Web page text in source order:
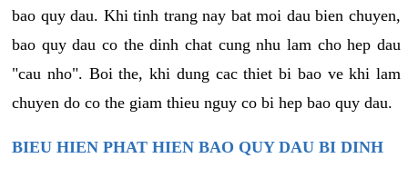
bao quy dau. Khi tinh trang nay bat moi dau bien chuyen,
bao quy dau co the dinh chat cung nhu lam cho hep dau
"cau nho". Boi the, khi dung cac thiet bi bao ve khi lam
chuyen do co the giam thieu nguy co bi hep bao quy dau.
BIEU HIEN PHAT HIEN BAO QUY DAU BI DINH